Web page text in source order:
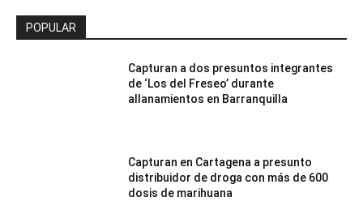
POPULAR
Capturan a dos presuntos integrantes
de ‘Los del Freseo’ durante
allanamientos en Barranquilla
Capturan en Cartagena a presunto
distribuidor de droga con más de 600
dosis de marihuana